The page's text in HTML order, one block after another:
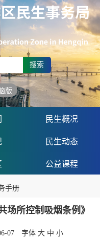
搜索
版
民生概况
民生动态
公益课程
手册
场所控制吸烟条例》
07 字体 大 中 小